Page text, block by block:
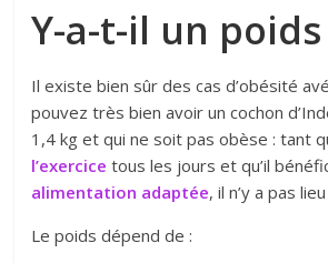
Y-a-t-il un
Il existe bien sûr des cas d’obésité
pouvez très bien avoir un cochon
1,4 kg et qui ne soit pas obèse : tant
l’exercice tous les jours et qu’il
alimentation adaptée, il n’y a pas
Le poids dépend de :